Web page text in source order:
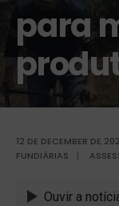
para
12 DE DECEMBER DE
FUNDIÁRIAS
|
Ouvir a